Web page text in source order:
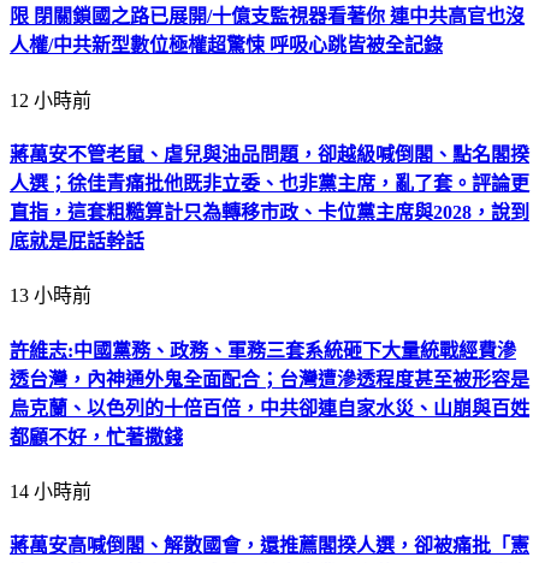
限 閉關鎖國之路已展開/十億支監視器看著你 連中共高官也沒
人權/中共新型數位極權超驚悚 呼吸心跳皆被全記錄
12 小時前
蔣萬安不管老鼠、虐兒與油品問題，卻越級喊倒閣、點名閣揆
人選；徐佳青痛批他既非立委、也非黨主席，亂了套。評論更
直指，這套粗糙算計只為轉移市政、卡位黨主席與2028，說到
底就是屁話幹話
13 小時前
許維志:中國黨務、政務、軍務三套系統砸下大量統戰經費滲
透台灣，內神通外鬼全面配合；台灣遭滲透程度甚至被形容是
烏克蘭、以色列的十倍百倍，中共卻連自家水災、山崩與百姓
都顧不好，忙著撒錢
14 小時前
蔣萬安高喊倒閣、解散國會，還推薦閣揆人選，卻被痛批「憲